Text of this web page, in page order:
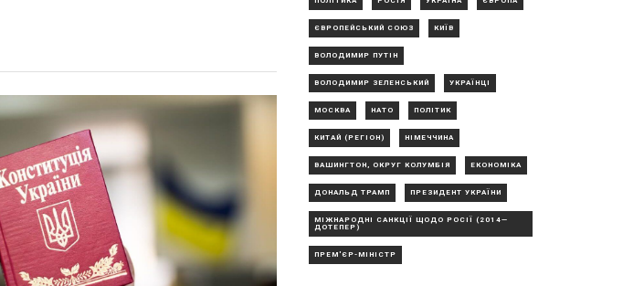
ЄВРОПЕЙСЬКИЙ СОЮЗ КИЇВ
ВОЛОДИМИР ПУТІН
ВОЛОДИМИР ЗЕЛЕНСЬКИЙ УКРАЇНЦІ
МОСКВА НАТО ПОЛІТИК
КИТАЙ (РЕГІОН) НІМЕЧЧИНА
ВАШИНГТОН, ОКРУГ КОЛУМБІЯ ЕКОНОМІКА
ДОНАЛЬД ТРАМП ПРЕЗИДЕНТ УКРАЇНИ
МІЖНАРОДНІ САНКЦІЇ ЩОДО РОСІЇ (2014—
ДОТЕПЕР)
ПРЕМ'ЄР-МІНІСТР